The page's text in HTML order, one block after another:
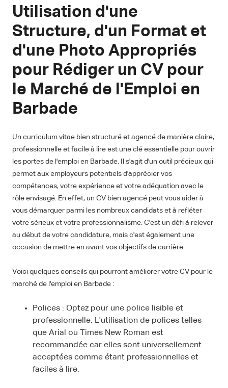
Utilisation d'une
Structure, d'un Format et
d'une Photo Appropriés
pour Rédiger un CV pour
le Marché de l'Emploi en
Barbade
Un curriculum vitae bien structuré et agencé de manière claire,
professionnelle et facile à lire est une clé essentielle pour ouvrir
les portes de l'emploi en Barbade. Il s'agit d'un outil précieux qui
permet aux employeurs potentiels d'apprécier vos
compétences, votre expérience et votre adéquation avec le
rôle envisagé. En effet, un CV bien agencé peut vous aider à
vous démarquer parmi les nombreux candidats et à refléter
votre sérieux et votre professionnalisme. C'est un défi à relever
au début de votre candidature, mais c'est également une
occasion de mettre en avant vos objectifs de carrière.
Voici quelques conseils qui pourront améliorer votre CV pour le
marché de l'emploi en Barbade :
Polices : Optez pour une police lisible et
professionnelle. L'utilisation de polices telles
que Arial ou Times New Roman est
recommandée car elles sont universellement
acceptées comme étant professionnelles et
faciles à lire.